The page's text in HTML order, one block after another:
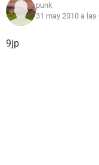
punk
31 may 2010 a las
9jp